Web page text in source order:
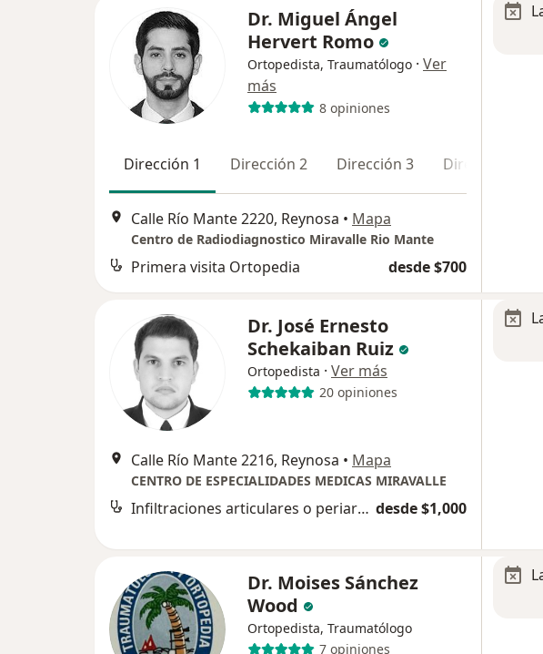
Dr. Miguel Ángel
Hervert Romo
Ortopedista, Traumatólogo · Ver
más
8 opiniones
Dirección 1 Dirección 2 Dirección 3 Dirección 4
Calle Río Mante 2220, Reynosa • Mapa
Centro de Radiodiagnostico Miravalle Rio Mante
Primera visita Ortopedia desde $700
Dr. José Ernesto
Schekaiban Ruiz
Ortopedista · Ver más
20 opiniones
Calle Río Mante 2216, Reynosa • Mapa
CENTRO DE ESPECIALIDADES MEDICAS MIRAVALLE
Infiltraciones articulares o periarticulares desde $1,000
Dr. Moises Sánchez
Wood
Ortopedista, Traumatólogo
7 opiniones